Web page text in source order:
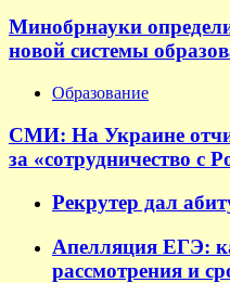
Минобрнауки
новой системы
Образование
СМИ: На Украине
за «сотрудничество с
Рекрутер дал
Апелляция ЕГЭ:
рассмотрения и